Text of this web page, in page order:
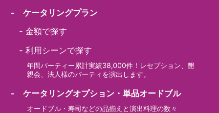
- ケータリングプラン
-金額で探す
-利用シーンで探す
年間パーティー累計実績38,000件！レセプション、懇
親会、法人様のパーティを演出します。
- ケータリングオプション・単品オードブル
オードブル・寿司などの品揃えと演出料理の数々